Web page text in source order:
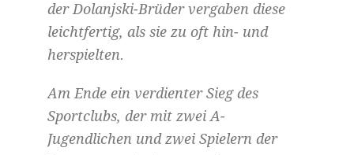
der Dolanjski-Brüder vergaben diese
leichtfertig, als sie zu oft hin- und
herspielten.
Am Ende ein verdienter Sieg des
Sportclubs, der mit zwei A-
Jugendlichen und zwei Spielern der